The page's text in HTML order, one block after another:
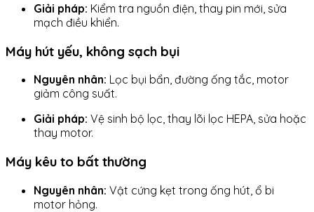
Giải pháp: Kiểm tra nguồn điện, thay pin mới, sửa
mạch điều khiển.
Máy hút yếu, không sạch bụi
Nguyên nhân: Lọc bụi bẩn, đường ống tắc, motor
giảm công suất.
Giải pháp: Vệ sinh bộ lọc, thay lõi lọc HEPA, sửa hoặc
thay motor.
Máy kêu to bất thường
Nguyên nhân: Vật cứng kẹt trong ống hút, ổ bi
motor hỏng.